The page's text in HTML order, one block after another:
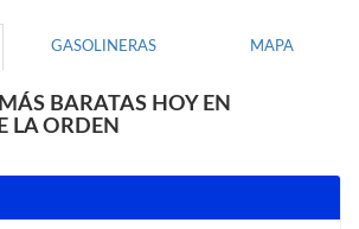
GASOLINERAS MAPA
BARATAS HOY EN
LA ORDEN